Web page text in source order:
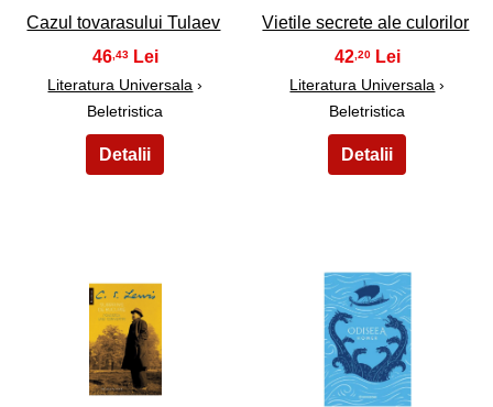
Cazul tovarasului Tulaev
46,43
Literatura Universala ›
Beletristica
Vietile secrete ale culorilor
42 ,20
Literatura Universala ›
Beletristica
35 36